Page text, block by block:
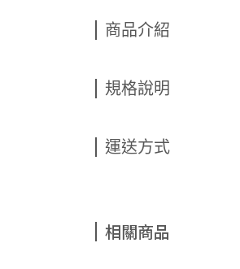
商品介紹
規格說明
運送方式
相關商品